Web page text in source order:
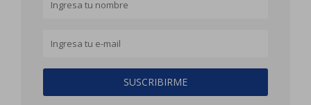
SUSCRIBIRME